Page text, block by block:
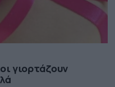
γιορτάζουν